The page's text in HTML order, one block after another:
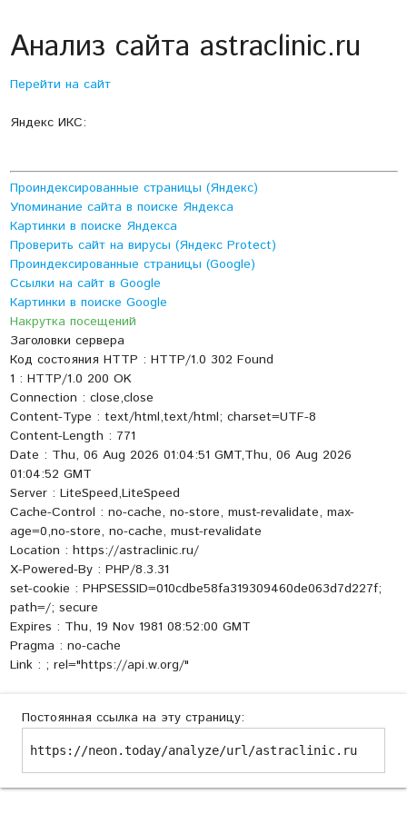
Анализ сайта astraclinic.ru
Перейти на сайт
Яндекс ИКС:
Проиндексированные страницы (Яндекс)
Упоминание сайта в поиске Яндекса
Картинки в поиске Яндекса
Проверить сайт на вирусы (Яндекс Protect)
Проиндексированные страницы (Google)
Ссылки на сайт в Google
Картинки в поиске Google
Накрутка посещений
Заголовки сервера
Код состояния HTTP : HTTP/1.0 302 Found
1 : HTTP/1.0 200 OK
Connection : close,close
Content-Type : text/html,text/html; charset=UTF-8
Content-Length : 771
Date : Thu, 06 Aug 2026 01:04:51 GMT,Thu, 06 Aug 2026
01:04:52 GMT
Server : LiteSpeed,LiteSpeed
Cache-Control : no-cache, no-store, must-revalidate, max-
age=0,no-store, no-cache, must-revalidate
Location : https://astraclinic.ru/
X-Powered-By : PHP/8.3.31
set-cookie : PHPSESSID=010cdbe58fa319309460de063d7d227f;
path=/; secure
Expires : Thu, 19 Nov 1981 08:52:00 GMT
Pragma : no-cache
Link : ; rel="https://api.w.org/"
Постоянная ссылка на эту страницу:
https://neon.today/analyze/url/astraclinic.ru